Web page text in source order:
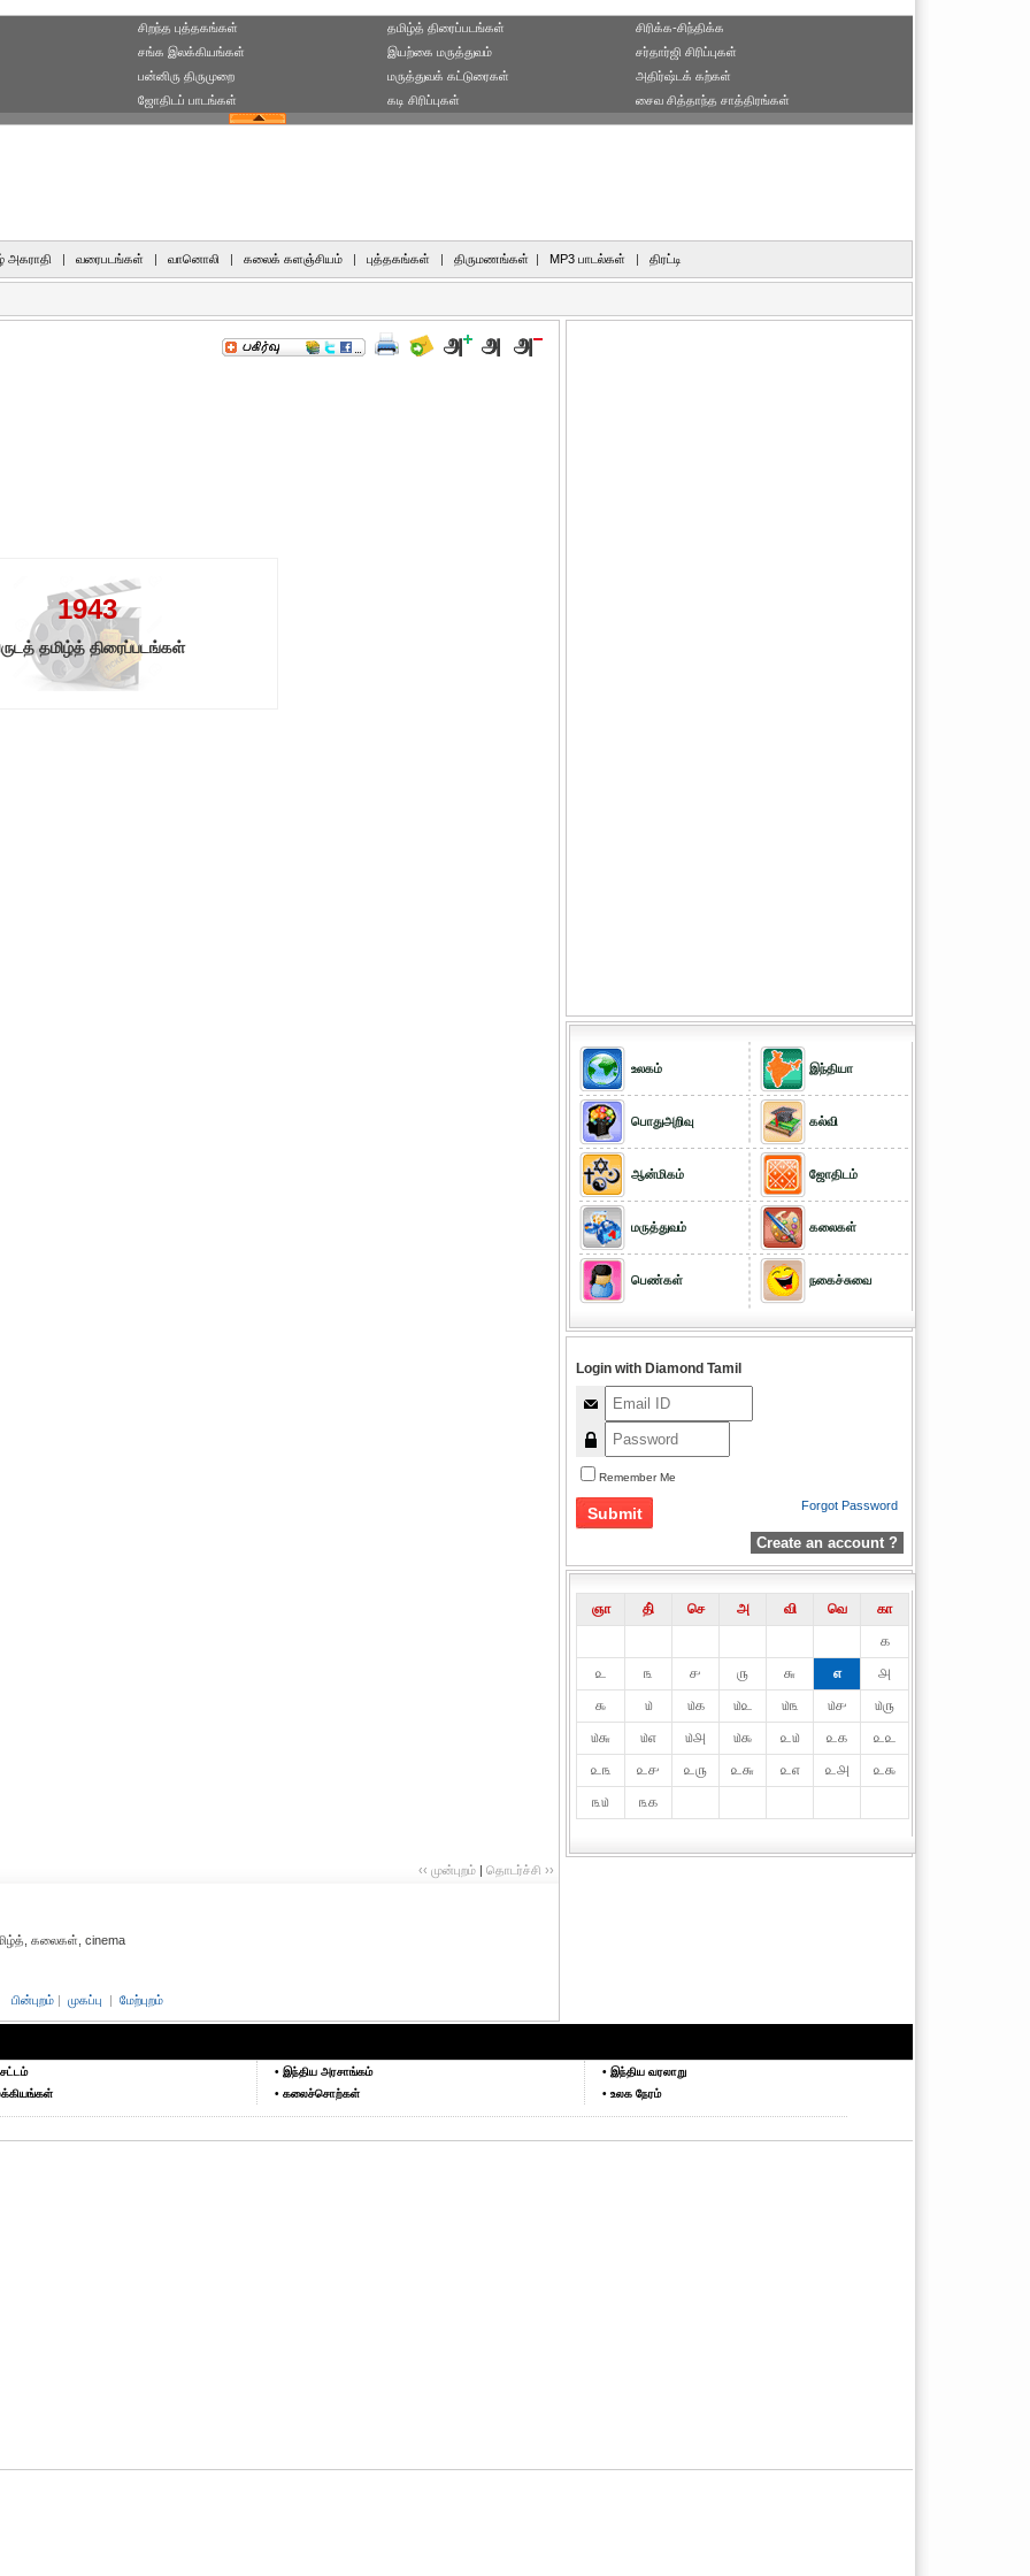
சிறந்த புத்தகங்கள்
சங்க இலக்கியங்கள்
பன்னிரு திருமுறை
ஜோதிடப் பாடங்கள்
தமிழ்த் திரைப்படங்கள்
இயற்கை மருத்துவம்
மருத்துவக் கட்டுரைகள்
கடி சிரிப்புகள்
சிரிக்க-சிந்திக்க
சர்தார்ஜி சிரிப்புகள்
அதிர்ஷ்டக் கற்கள்
சைவ சித்தாந்த சாத்திரங்கள்
அகராதி | வரைபடங்கள் | வானொலி | கலைக் களஞ்சியம் | புத்தகங்கள் | திருமணங்கள் | MP3 பாடல்கள் | திரட்டி
1943
தமிழ்த் திரைப்படங்கள்
‹‹ முன்புறம் | தொடர்ச்சி ››
கலைகள், cinema
பின்புறம் | முகப்பு | மேற்புறம்
உலகம்
பொதுஅறிவு
ஆன்மிகம்
மருத்துவம்
பெண்கள்
இந்தியா
கல்வி
ஜோதிடம்
கலைகள்
நகைச்சுவை
Login with Diamond Tamil
Remember Me
Forgot Password
Create an account ?
ஞா தி் செ அ வி வெ
கா
௧
௨
௩ ௪ ௫ ௬ ௭
௮
௯
௰ ௰௧ ௰௨ ௰௩ ௰௪
௰௫
௰௬
௰௭ ௰௮ ௰௯ ௨௰ ௨௧
௨௨
௨௩
௨௪ ௨௫ ௨௬ ௨௭ ௨௮
௨௯
௩௰
௩௧
• இந்திய அரசாங்கம்
• கலைச்சொற்கள்
• இந்திய வரலாறு
• உலக நேரம்